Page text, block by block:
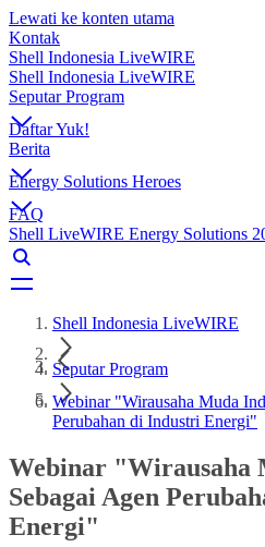
Lewati ke konten utama
Kontak
Shell Indonesia LiveWIRE
Shell Indonesia LiveWIRE
Seputar Program
Daftar Yuk!
Berita
Energy Solutions Heroes
FAQ
Shell LiveWIRE Energy Solutions
Shell Indonesia LiveWIRE
Seputar Program
Webinar "Wirausaha Muda
Perubahan di Industri Energi"
Webinar "Wirausaha
Sebagai Agen
Energi"